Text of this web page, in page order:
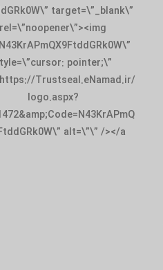
target=\”_blank\”
rel=\”noopener\”><img
pointer;\”
Trustseal.eNamad.ir/
logo.aspx?
alt=\”\” /></a>